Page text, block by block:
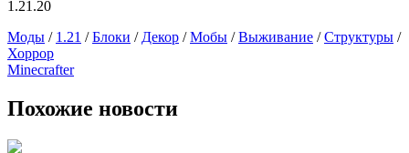
1.21.20
Моды / 1.21 /Блоки / Декор /Мобы /Выживание /Структуры /
Хоррор
Minecrafter
Похожие новости